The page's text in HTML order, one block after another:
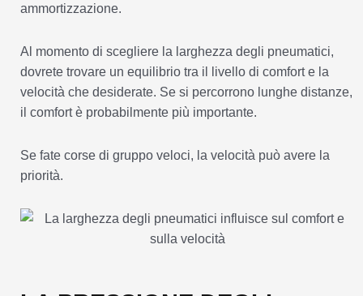
ammortizzazione.
Al momento di scegliere la larghezza degli pneumatici,
dovrete trovare un equilibrio tra il livello di comfort e la
velocità che desiderate. Se si percorrono lunghe distanze,
il comfort è probabilmente più importante.
Se fate corse di gruppo veloci, la velocità può avere la
priorità.